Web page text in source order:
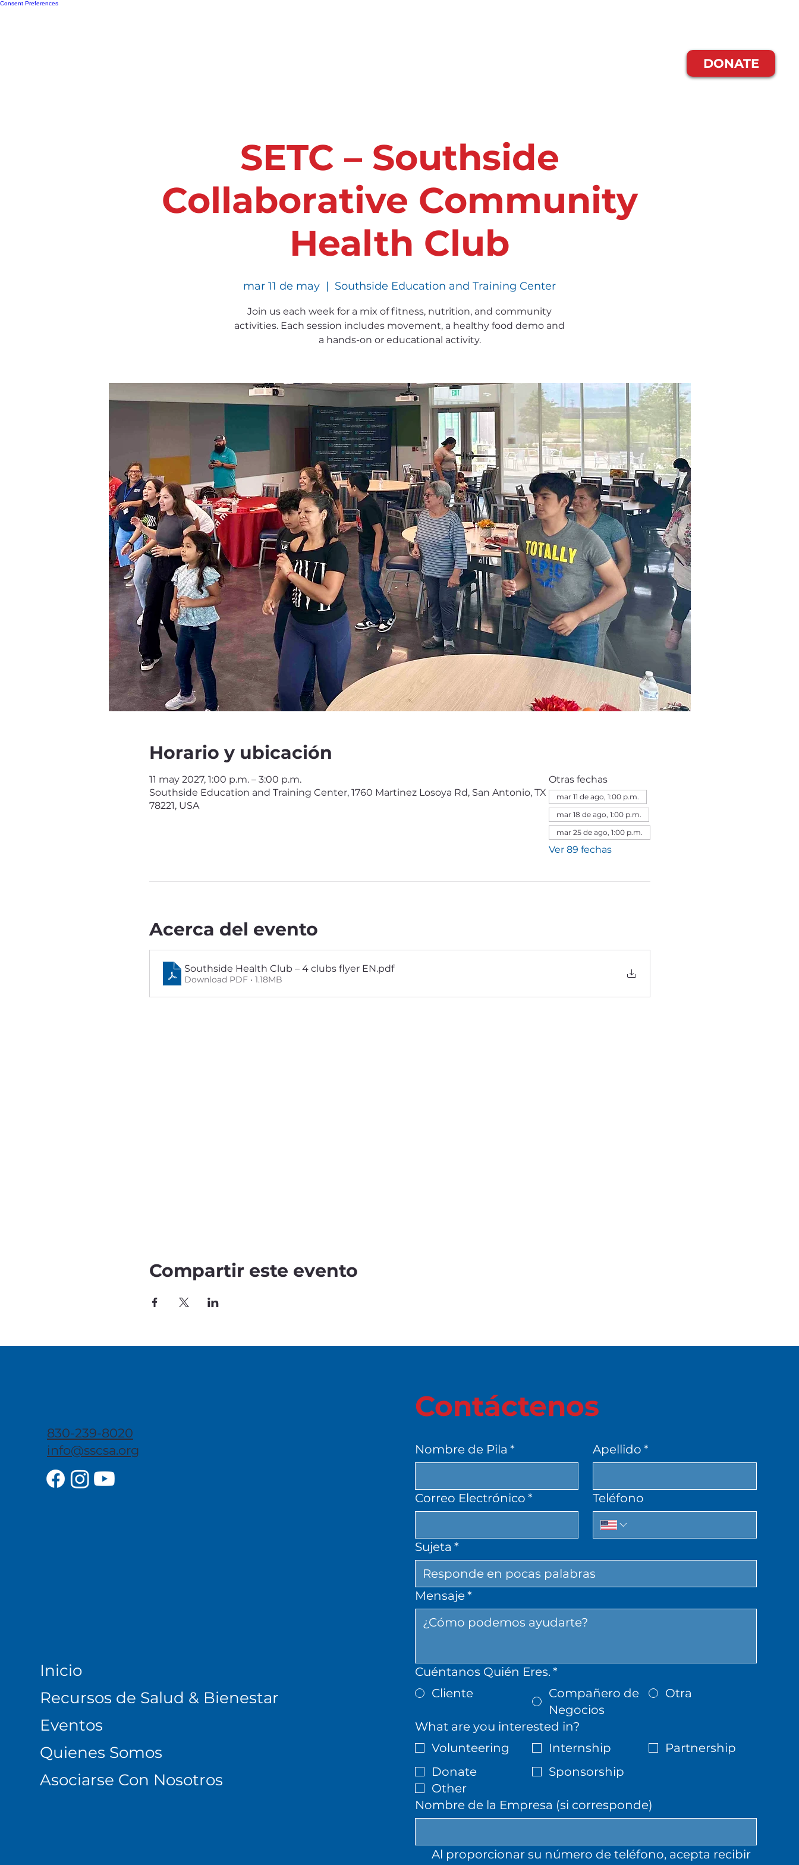
Consent Preferences
DONATE
SETC – Southside
Collaborative Community
Health Club
mar 11 de may
  |
Southside Education and Training Center
Join us each week for a mix of fitness, nutrition, and community
activities. Each session includes movement, a healthy food demo and
a hands-on or educational activity.
Horario y ubicación
11 may 2027, 1:00 p.m. – 3:00 p.m.
Southside Education and Training Center, 1760 Martinez Losoya Rd, San Antonio, TX
78221, USA
Otras fechas
mar 11 de ago, 1:00 p.m.
mar 18 de ago, 1:00 p.m.
mar 25 de ago, 1:00 p.m.
Ver 89 fechas
Acerca del evento
Southside Health Club – 4 clubs flyer EN.pdf
Download PDF • 1.18MB
Compartir este evento
830-239-8020
info@sscsa.org
Contáctenos
Nombre de Pila * Apellido *
Correo Electrónico * Teléfono
Sujeta *
Mensaje*
Cuéntanos Quién Eres. *
Cliente
Compañero de
Negocios
Otra
What are you interested in?
Volunteering
Internship
Partnership
Donate
Sponsorship
Other
Nombre de la Empresa (si corresponde)
Al proporcionar su número de teléfono, acepta recibir
Inicio
Recursos de Salud & Bienestar
Eventos
Quienes Somos
Asociarse Con Nosotros